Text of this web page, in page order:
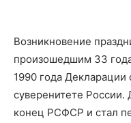
Возникновение
произошедшим 33
1990 года Декларации
суверенитете
конец РСФСР и стал